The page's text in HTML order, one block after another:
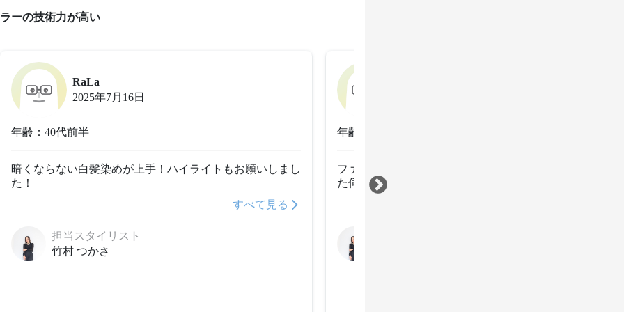
ーの技術力が高い
RaLa
2025年7月16日
年齢：40代前半
暗くならない白髪染めが上手！ハイライトもお願いしまし
た！
すべて見る
担当スタイリスト
竹村 つかさ
年齢：40代前半
ファッションカラーで白髪が染まって嬉しかったです。
た伺います。